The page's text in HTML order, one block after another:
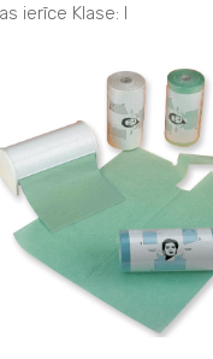
ierīce Klase: I